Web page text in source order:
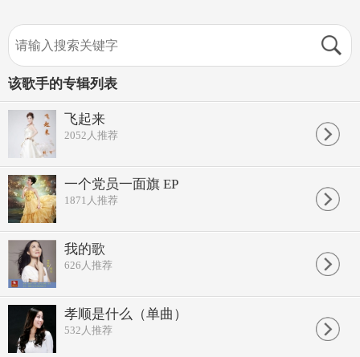
该歌手的专辑列表
飞起来
2052 人推荐
一个党员一面旗 EP
1871 人推荐
我的歌
626 人推荐
孝顺是什么（单曲）
532 人推荐